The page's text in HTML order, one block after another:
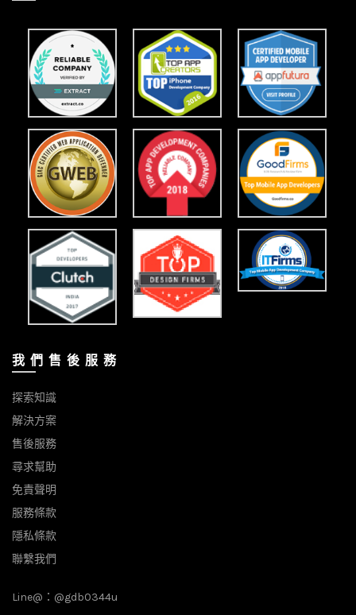
我 們 售 後 服 務
探索知識
解決方案
售後服務
尋求幫助
免責聲明
服務條款
隱私條款
聯繫我們
Line@： @gdb0344u